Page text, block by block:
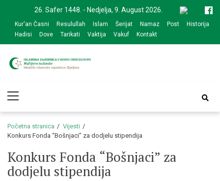
navigation
content
26. Safer 1448. - Nedjelja, 9. August 2026.
Kur'an Časni Resulullah Islam Šerijat Namaz Post
Historija
Hadisi
Dove Tarikati Vaktija Vakuf Kontakt
zajednice Bijeljina
Menu
Početna stranica
Vijesti
Konkurs Fonda “Bošnjaci” za dodjelu stipendija
Konkurs Fonda “Bošnjaci” za
dodjelu stipendija